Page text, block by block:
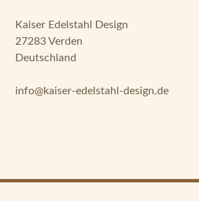
Kaiser Edelstahl Design
27283 Verden
Deutschland
info@kaiser-edelstahl-design.de